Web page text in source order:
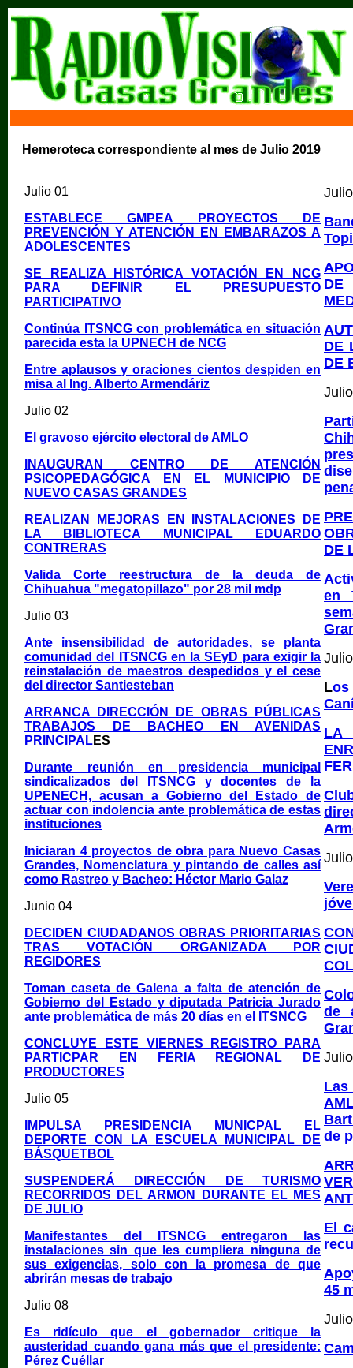
Hemeroteca correspondiente al mes de Julio 2019
Julio 01
ESTABLECE GMPEA PROYECTOS DE
PREVENCIÓN Y ATENCIÓN EN EMBARAZOS A
ADOLESCENTES
SE REALIZA HISTÓRICA VOTACIÓN EN NCG
PARA DEFINIR EL PRESUPUESTO
PARTICIPATIVO
Continúa ITSNCG con problemática en situación
parecida esta la UPNECH de NCG
Entre aplausos y oraciones cientos despiden en
misa al Ing. Alberto Armendáriz
Julio 02
El gravoso ejército electoral de AMLO
INAUGURAN CENTRO DE ATENCIÓN
PSICOPEDAGÓGICA EN EL MUNICIPIO DE
NUEVO CASAS GRANDES
REALIZAN MEJORAS EN INSTALACIONES DE
LA BIBLIOTECA MUNICIPAL EDUARDO
CONTRERAS
Valida Corte reestructura de la deuda de
Chihuahua "megatopillazo" por 28 mil mdp
Julio 03
Ante insensibilidad de autoridades, se planta
comunidad del ITSNCG en la SEyD para exigir la
reinstalación de maestros despedidos y el cese
del director Santiesteban
ARRANCA DIRECCIÓN DE OBRAS PÚBLICAS
TRABAJOS DE BACHEO EN AVENIDAS
PRINCIPALES
Durante reunión en presidencia municipal
sindicalizados del ITSNCG y docentes de la
UPENECH, acusan a Gobierno del Estado de
actuar con indolencia ante problemática de estas
instituciones
Iniciaran 4 proyectos de obra para Nuevo Casas
Grandes, Nomenclatura y pintando de calles así
como Rastreo y Bacheo: Héctor Mario Galaz
Junio 04
DECIDEN CIUDADANOS OBRAS PRIORITARIAS
TRAS VOTACIÓN ORGANIZADA POR
REGIDORES
Toman caseta de Galena a falta de atención de
Gobierno del Estado y diputada Patricia Jurado
ante problemática de más 20 días en el ITSNCG
CONCLUYE ESTE VIERNES REGISTRO PARA
PARTICPAR EN FERIA REGIONAL DE
PRODUCTORES
Julio 05
IMPULSA PRESIDENCIA MUNICPAL EL
DEPORTE CON LA ESCUELA MUNICIPAL DE
BÁSQUETBOL
SUSPENDERÁ DIRECCIÓN DE TURISMO
RECORRIDOS DEL ARMON DURANTE EL MES
DE JULIO
Manifestantes del ITSNCG entregaron las
instalaciones sin que les cumpliera ninguna de
sus exigencias, solo con la promesa de que
abrirán mesas de trabajo
Julio 08
Es ridículo que el gobernador critique la
austeridad cuando gana más que el presidente:
Pérez Cuéllar
DE
DE
DE
DE
en
Los
LA
de
de
El
45